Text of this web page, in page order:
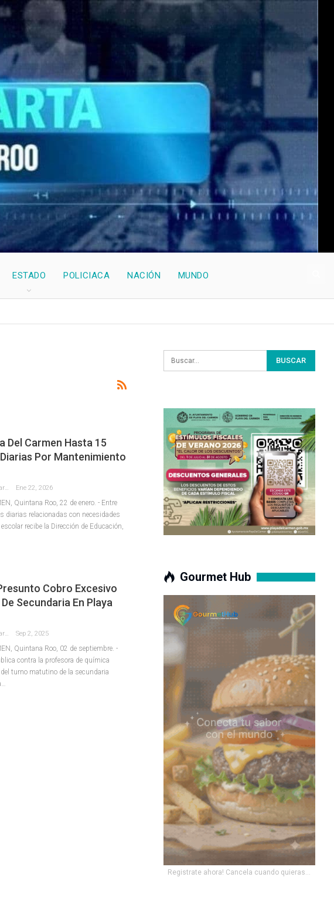
ESTADO POLICIACA NACIÓN MUNDO
Del Carmen Hasta 15
Por Mantenimiento
Ene 22, 2026
Quintana Roo, 22 de enero. - Entre
diarias relacionadas con necesidades
recibe la Dirección de Educación,
Cobro Excesivo
Secundaria En Playa
Sep 2, 2025
Quintana Roo, 02 de septiembre. -
contra la profesora de química
turno matutino de la secundaria
Gourmet Hub
Registrate ahora! Cancela cuando quieras...